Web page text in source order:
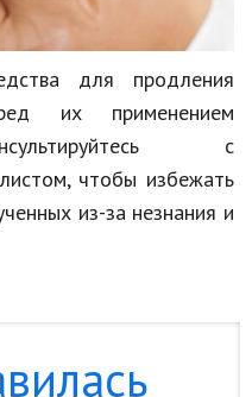
для продления
их применением
с
чтобы избежать
из-за незнания и